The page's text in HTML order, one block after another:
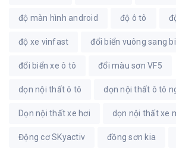
độ màn hình android độ ô tô
độ xe vinfast đổi biển vuông sang
đổi biển xe ô tô đổi màu sơn VF5
dọn nội thất ô tô dọn nội thất ô tô
Dọn nội thất xe hơi dọn nội thất xe
Động cơ SKyactiv đồng sơn kia